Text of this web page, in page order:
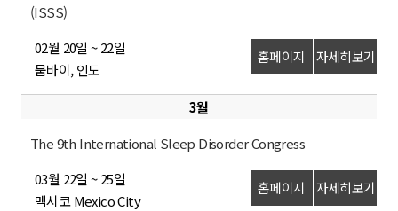
(ISSS)
02월 20일 ~ 22일
뭄바이, 인도
홈페이지 자세히보기
3월
The 9th International Sleep Disorder Congress
03월 22일 ~ 25일
멕시코 Mexico City
홈페이지 자세히보기